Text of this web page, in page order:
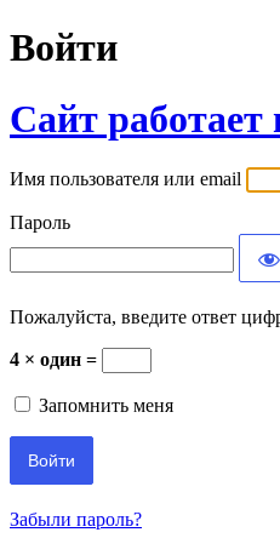
Войти
Сайт работает
Имя пользователя или email
Пароль
Пожалуйста, введите ответ
4 × один =
Запомнить меня
Забыли пароль?